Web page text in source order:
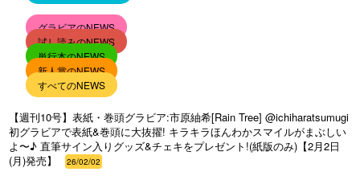
グラビアのNEWS
試し読みのNEWS
単行本のNEWS
新人賞のNEWS
すべてのNEWS
【週刊10号】表紙・巻頭グラビア:市原紬希[Rain Tree] @ichiharatsumugi
初グラビアで表紙&巻頭に大抜擢! キラキラほんわかスマイルがまぶしい
よ〜♪ 直筆サイン入りグッズ&チェキをプレゼント!(紙版のみ)【2月2日
(月)発売】
26/02/02